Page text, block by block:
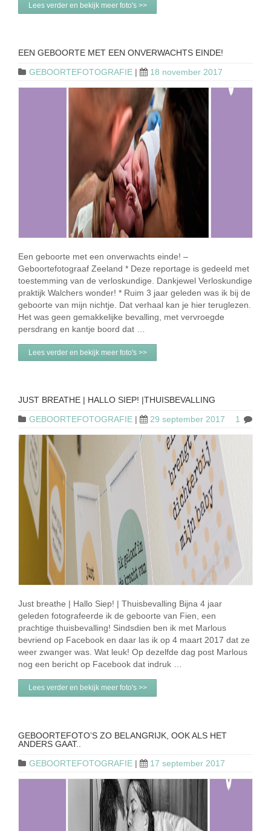
Lees verder en bekijk meer foto's >>
EEN GEBOORTE MET EEN ONVERWACHTS EINDE!
GEBOORTEFOTOGRAFIE | 18 november 2017
Een geboorte met een onverwachts einde! –
Geboortefotograaf Zeeland * Deze reportage is gedeeld met
toestemming van de verloskundige. Dankjewel Verloskundige
praktijk Walchers wonder! * Ruim 3 jaar geleden was ik bij de
geboorte van mijn nichtje. Dat verhaal kan je hier teruglezen.
Het was geen gemakkelijke bevalling, met vervroegde
persdrang en kantje boord dat …
Lees verder en bekijk meer foto's >>
JUST BREATHE | HALLO SIEP! |THUISBEVALLING
GEBOORTEFOTOGRAFIE | 29 september 2017 1
Just breathe | Hallo Siep! | Thuisbevalling Bijna 4 jaar
geleden fotografeerde ik de geboorte van Fien, een
prachtige thuisbevalling! Sindsdien ben ik met Marlous
bevriend op Facebook en daar las ik op 4 maart 2017 dat ze
weer zwanger was. Wat leuk! Op dezelfde dag post Marlous
nog een bericht op Facebook dat indruk …
Lees verder en bekijk meer foto's >>
GEBOORTEFOTO’S ZO BELANGRIJK, OOK ALS HET
ANDERS GAAT..
GEBOORTEFOTOGRAFIE | 17 september 2017